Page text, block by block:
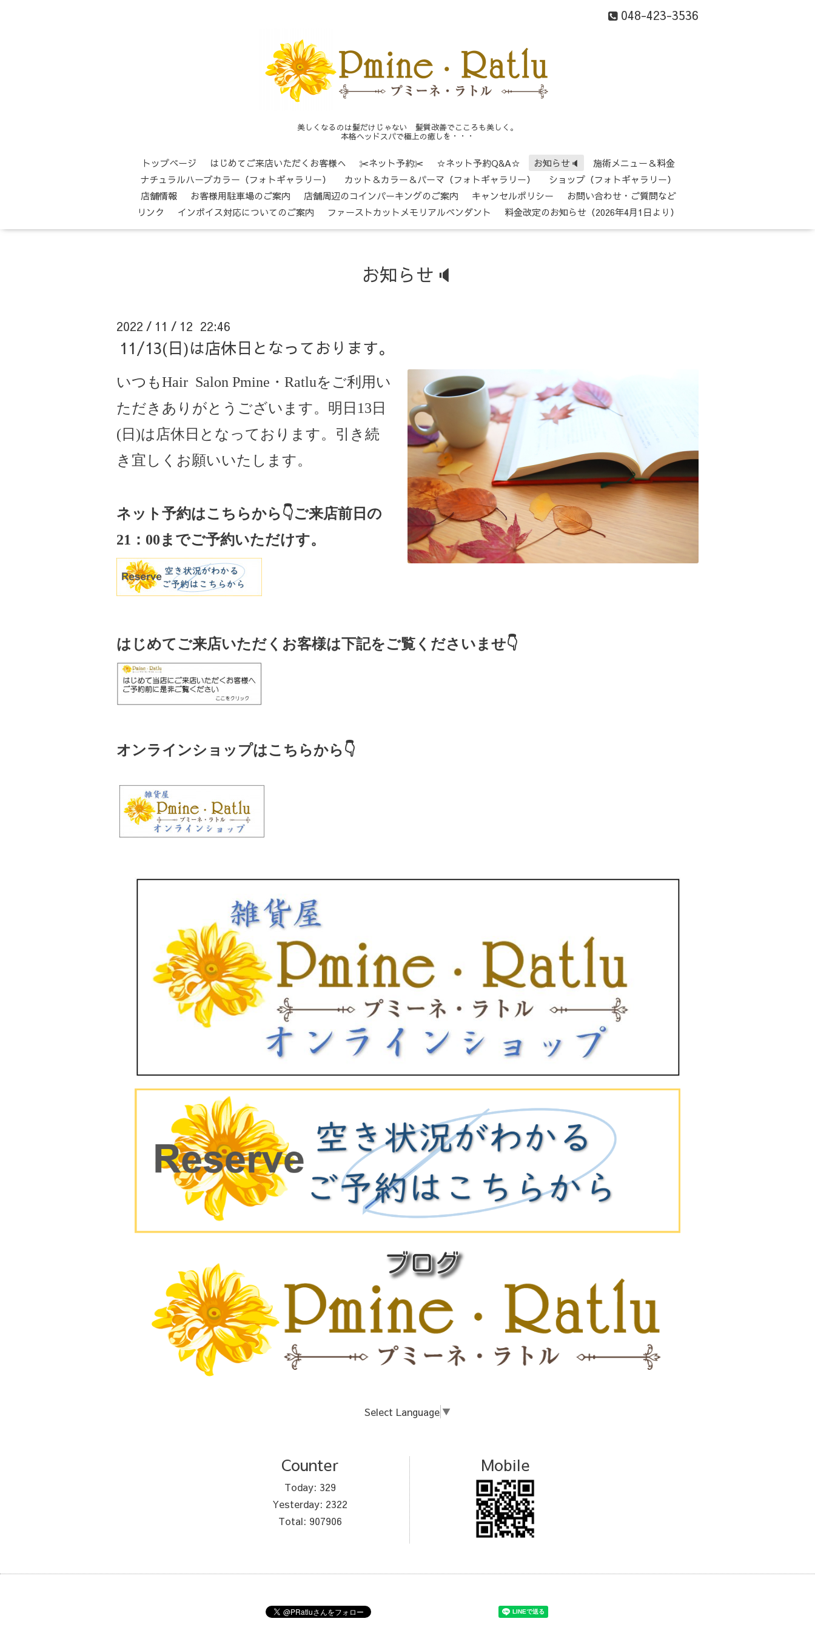
048-423-3536
美しくなるのは髪だけじゃない 髪質改善でこころも美しく。
本格ヘッドスパで極上の癒しを・・・
トップページ はじめてご来店いただくお客様へ ✂ネット予約✂ ☆ネット予約Q&A☆ お知らせ🔈
施術メニュー＆料金
ナチュラルハーブカラー（フォトギャラリー）
カット＆カラー＆パーマ（フォトギャラリー）
ショップ（フォトギャラリー）
店舗情報
お客様用駐車場のご案内 店舗周辺のコインパーキングのご案内 キャンセルポリシー
お問い合わせ・ご質問など
リンク
インボイス対応についてのご案内 ファーストカットメモリアルペンダント 料金改定のお知らせ（2026年4月1日より）
お知らせ🔈
2022 / 11 / 12 22:46
11/13(日)は店休日となっております。
いつもHair Salon Pmine・Ratluをご利用い
ただきありがとうございます。明日13日
(日)は店休日となっております。引き続
き宜しくお願いいたします。
ネット予約はこちらから👇ご来店前日の
21 ： 00までご予約いただけす。
はじめてご来店いただくお客様は下記をご覧くださいませ👇
オンラインショップはこちらから👇
Select Language ▼
Counter
Today: 329
Yesterday: 2322
Total: 907906
Mobile